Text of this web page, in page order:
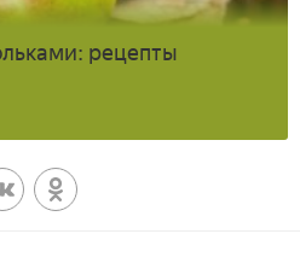
рецепты